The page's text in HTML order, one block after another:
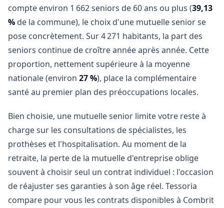
compte environ 1 662 seniors de 60 ans ou plus (39,13
% de la commune), le choix d'une mutuelle senior se
pose concrètement. Sur 4 271 habitants, la part des
seniors continue de croître année après année. Cette
proportion, nettement supérieure à la moyenne
nationale (environ 27 %), place la complémentaire
santé au premier plan des préoccupations locales.
Bien choisie, une mutuelle senior limite votre reste à
charge sur les consultations de spécialistes, les
prothèses et l'hospitalisation. Au moment de la
retraite, la perte de la mutuelle d'entreprise oblige
souvent à choisir seul un contrat individuel : l'occasion
de réajuster ses garanties à son âge réel. Tessoria
compare pour vous les contrats disponibles à Combrit